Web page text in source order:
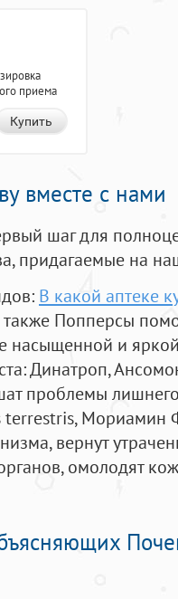
приема
Купить
вместе с нами
шаг для
придагаемые на
В какой аптеке
Попперсы
насыщенной и
: Динатроп,
проблемы
terrestris, Мориамин
вернут
омолодят